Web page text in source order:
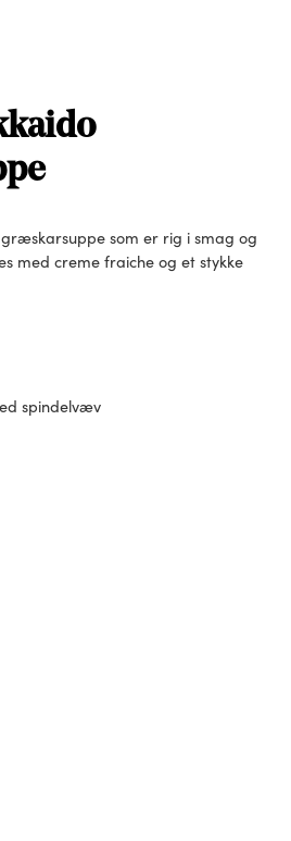
som er rig i smag og
med creme fraiche og et stykke